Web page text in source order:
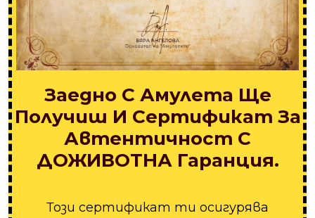
Заедно С Амулета Ще
Получиш И Сертификат За
Автентичност С
ДОЖИВОТНА Гаранция.
Този сертификат ти осигурява